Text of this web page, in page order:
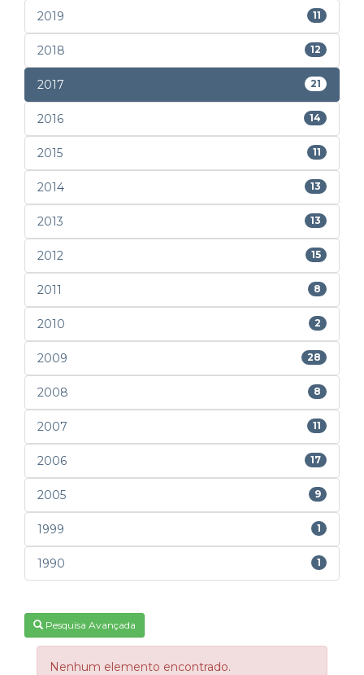
2019 11
2018 12
2017 21
2016 14
2015 11
2014 13
2013 13
2012 15
2011 8
2010 2
2009 28
2008 8
2007 11
2006 17
2005 9
1999 1
1990 1
Pesquisa Avançada
Nenhum elemento encontrado.